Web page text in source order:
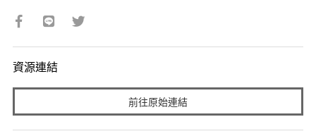
資源連結
前往原始連結